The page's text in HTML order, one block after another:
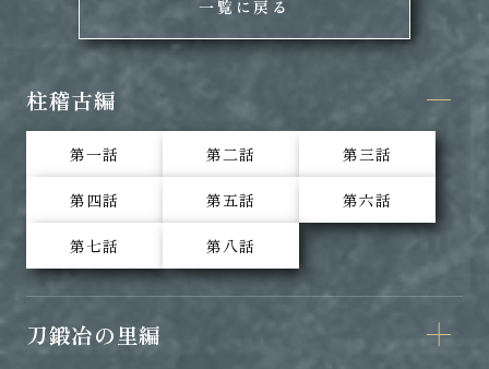
一覧に戻る
柱稽古編
第一話 第二話 第三話
第四話 第五話 第六話
第七話 第八話
刀鍛冶の里編